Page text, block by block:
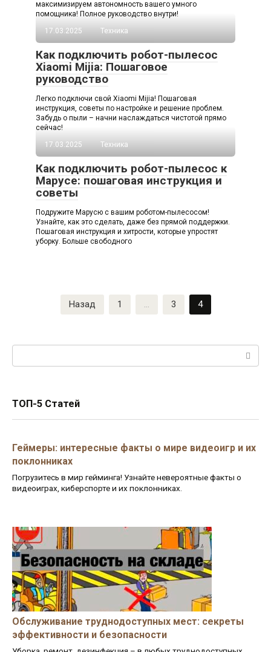
максимизируем автономность вашего умного
помощника! Полное руководство внутри!
17.03.2025
Техника
Как подключить робот-пылесос
Xiaomi Mijia: Пошаговое
руководство
Легко подключи свой Xiaomi Mijia! Пошаговая
инструкция, советы по настройке и решение проблем.
Забудь о пыли – начни наслаждаться чистотой прямо
сейчас!
17.03.2025
Техника
Как подключить робот-пылесос к
Марусе: пошаговая инструкция и
советы
Подружите Марусю с вашим роботом-пылесосом!
Узнайте, как это сделать, даже без прямой поддержки.
Пошаговая инструкция и хитрости, которые упростят
уборку. Больше свободного
Назад 1 … 3 4
ТОП-5 Статей
Геймеры: интересные факты о мире видеоигр и их
поклонниках
Погрузитесь в мир гейминга! Узнайте невероятные факты о
видеоиграх, киберспорте и их поклонниках.
Обслуживание труднодоступных мест: секреты
эффективности и безопасности